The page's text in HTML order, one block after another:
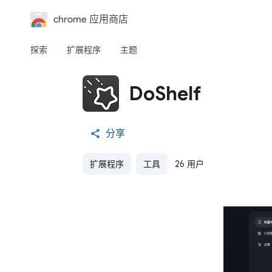
chrome 应用商店
探索 扩展程序 主题
DoShelf
分享
扩展程序 工具 26 用户